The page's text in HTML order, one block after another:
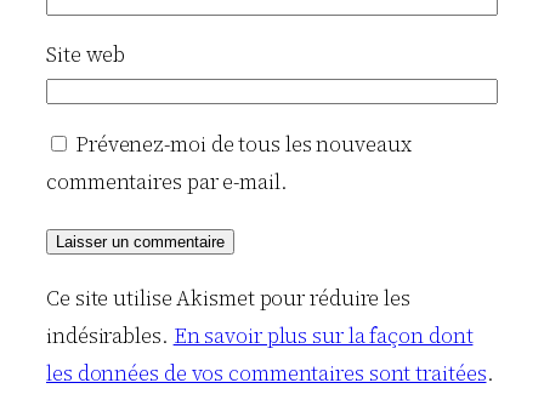
Site web
Prévenez-moi de tous les nouveaux
commentaires par e-mail.
Ce site utilise Akismet pour réduire les
indésirables. En savoir plus sur la façon dont
les données de vos commentaires sont traitées.